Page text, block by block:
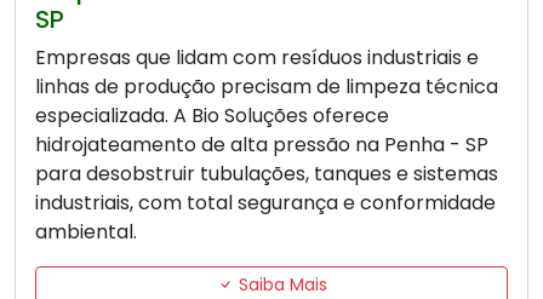
SP
Empresas que lidam com resíduos industriais e
linhas de produção precisam de limpeza técnica
especializada. A Bio Soluções oferece
hidrojateamento de alta pressão na Penha - SP
para desobstruir tubulações, tanques e sistemas
industriais, com total segurança e conformidade
ambiental.
Saiba Mais